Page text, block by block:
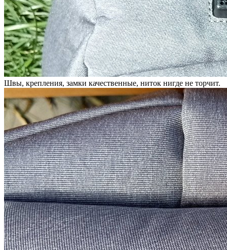
Швы, крепления, замки качественные, ниток нигде не торчит.